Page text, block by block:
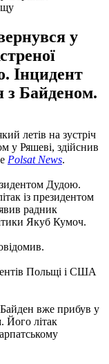
у
Інцидент
з Байденом.
летів на зустріч
у Ряшеві, здійснив
Polsat News.
Дудою.
із президентом
радник
Якуб Кумоч.
Польщі і США
вже прибув у
Його літак